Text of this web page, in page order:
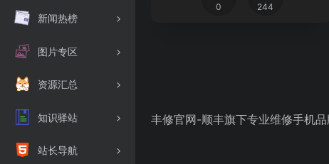
新闻热榜
图片专区
资源汇总
知识驿站
站长导航
0 244
丰修官网-顺丰旗下专业维修手机